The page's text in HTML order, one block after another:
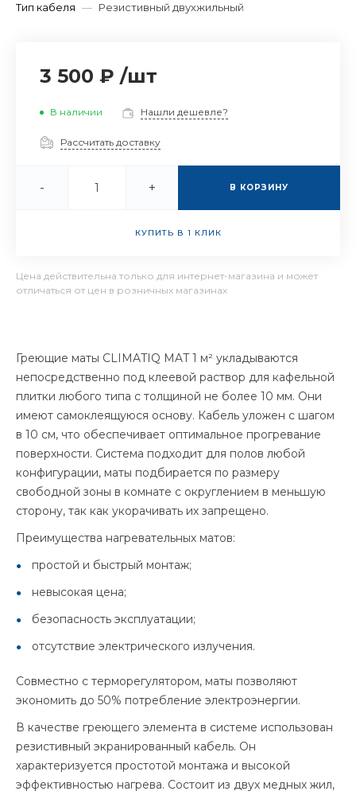
Тип кабеля — Резистивный двухжильный
3 500 ₽ /шт
В наличии Нашли дешевле?
Рассчитать доставку
- + В КОРЗИНУ
КУПИТЬ В 1 КЛИК
Цена действительна только для интернет-магазина и может
отличаться от цен в розничных магазинах
Греющие маты CLIMATIQ MAT 1 м² укладываются
непосредственно под клеевой раствор для кафельной
плитки любого типа с толщиной не более 10 мм. Они
имеют самоклеящуюся основу. Кабель уложен с шагом
в 10 см, что обеспечивает оптимальное прогревание
поверхности. Система подходит для полов любой
конфигурации, маты подбирается по размеру
свободной зоны в комнате с округлением в меньшую
сторону, так как укорачивать их запрещено.
Преимущества нагревательных матов:
простой и быстрый монтаж;
невысокая цена;
безопасность эксплуатации;
отсутствие электрического излучения.
Совместно с терморегулятором, маты позволяют
экономить до 50% потребление электроэнергии.
В качестве греющего элемента в системе использован
резистивный экранированный кабель. Он
характеризуется простотой монтажа и высокой
эффективностью нагрева. Состоит из двух медных жил,